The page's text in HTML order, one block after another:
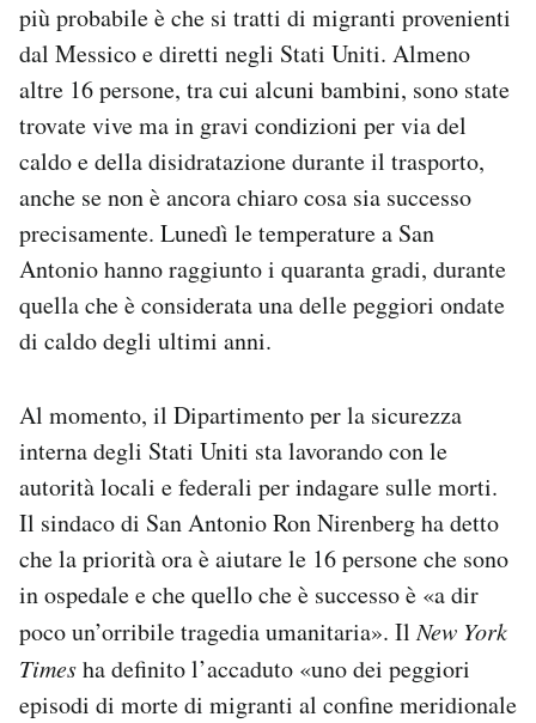
Area Personale
Newsletter
Notifiche mobile
Hai bisogno di aiuto?
Esci
più probabile è che si tratti di migranti provenienti
dal Messico e diretti negli Stati Uniti. Almeno
altre 16 persone, tra cui alcuni bambini, sono state
trovate vive ma in gravi condizioni per via del
caldo e della disidratazione durante il trasporto,
anche se non è ancora chiaro cosa sia successo
precisamente. Lunedì le temperature a San
Antonio hanno raggiunto i quaranta gradi, durante
quella che è considerata una delle peggiori ondate
di caldo degli ultimi anni.
Al momento, il Dipartimento per la sicurezza
interna degli Stati Uniti sta lavorando con le
autorità locali e federali per indagare sulle morti.
Il sindaco di San Antonio Ron Nirenberg ha detto
che la priorità ora è aiutare le 16 persone che sono
in ospedale e che quello che è successo è «a dir
poco un’orribile tragedia umanitaria». IlNew York
Timesha definito l’accaduto «uno dei peggiori
episodi di morte di migranti al confine meridionale